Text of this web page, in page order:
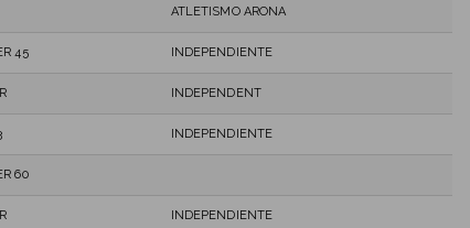
ATLETISMO ARONA
45 INDEPENDIENTE
INDEPENDENT
INDEPENDIENTE
60
INDEPENDIENTE